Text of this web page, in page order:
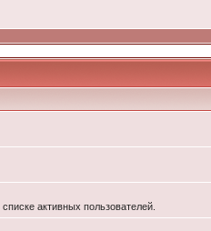
активных пользователей.